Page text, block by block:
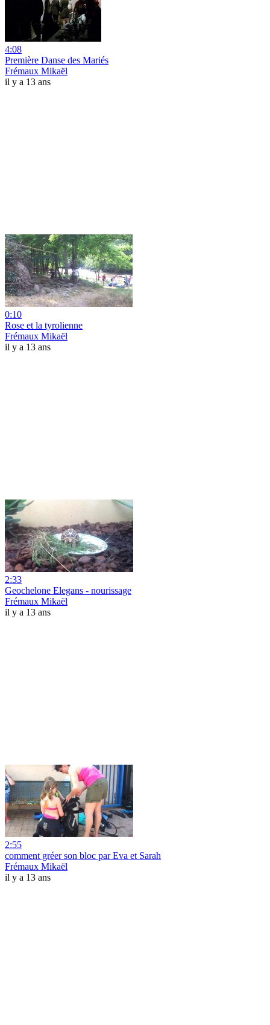
4:08
Première Danse des Mariés
Frémaux Mikaël
il y a 13 ans
0:10
Rose et la tyrolienne
Frémaux Mikaël
il y a 13 ans
2:33
Geochelone Elegans - nourissage
Frémaux Mikaël
il y a 13 ans
2:55
comment gréer son bloc par Eva et Sarah
Frémaux Mikaël
il y a 13 ans